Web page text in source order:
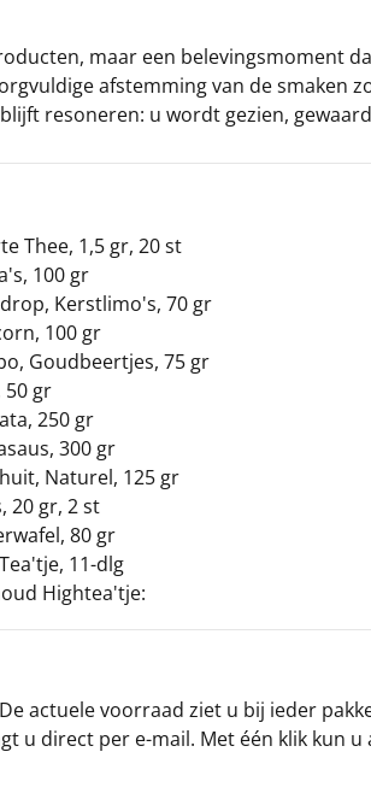
maar een belevingsmoment
afstemming van de smaken
resoneren: u wordt gezien,
Thee, 1,5 gr, 20 st
100 gr
Kerstlimo's, 70 gr
100 gr
Goudbeertjes, 75 gr
50 gr
250 gr
300 gr
Naturel, 125 gr
20 gr, 2 st
80 gr
11-dlg
Hightea'tje:
actuele voorraad ziet u bij ieder
u direct per e-mail. Met één klik kun